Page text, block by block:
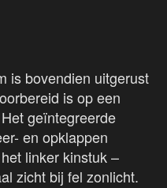
is bovendien uitgerust
is op een
geïntegreerde
en opklappen
linker kinstuk –
zicht bij fel zonlicht.